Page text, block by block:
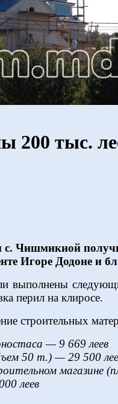
200 тыс.
с. Чишмикиой
Игоре Додоне и
выполнены
перил на клиросе.
строительных
— 9 669 леев
50 т.) — 29 500
магазине
леев